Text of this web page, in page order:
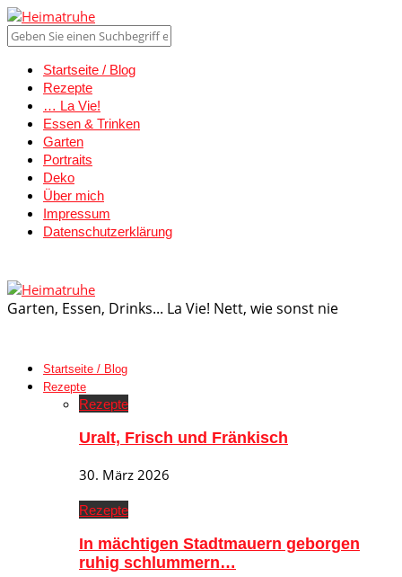
Startseite / Blog
Rezepte
… La Vie!
Essen & Trinken
Garten
Portraits
Deko
Über mich
Impressum
Datenschutzerklärung
Garten, Essen, Drinks... La Vie! Nett, wie sonst nie
Startseite / Blog
Rezepte
Rezepte
Uralt, Frisch und Fränkisch
30. März 2026
Rezepte
In mächtigen Stadtmauern geborgen
ruhig schlummern…